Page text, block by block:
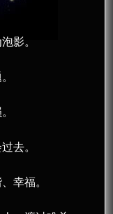
影。
去。
幸福。